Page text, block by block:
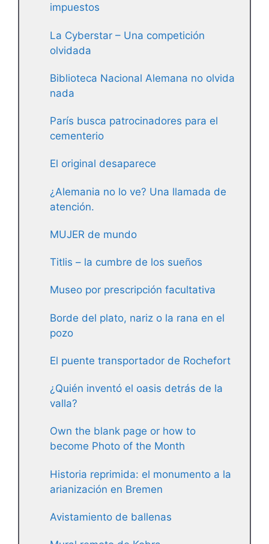
impuestos
La Cyberstar – Una competición
olvidada
Biblioteca Nacional Alemana no olvida
nada
París busca patrocinadores para el
cementerio
El original desaparece
¿Alemania no lo ve? Una llamada de
atención.
MUJER de mundo
Titlis – la cumbre de los sueños
Museo por prescripción facultativa
Borde del plato, nariz o la rana en el
pozo
El puente transportador de Rochefort
¿Quién inventó el oasis detrás de la
valla?
Own the blank page or how to
become Photo of the Month
Historia reprimida: el monumento a la
arianización en Bremen
Avistamiento de ballenas